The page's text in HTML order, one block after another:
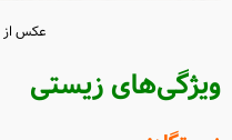
عکس از
ویژگی‌های زیستی